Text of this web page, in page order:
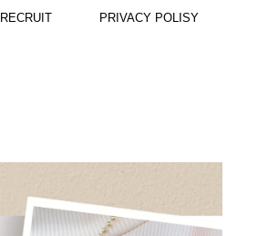
RECRUIT
PRIVACY POLISY